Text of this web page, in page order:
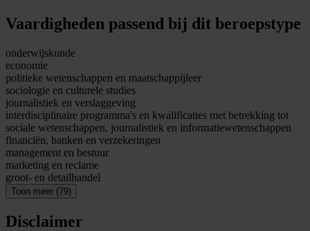
Vaardigheden passend bij dit beroepstype
onderwijskunde
economie
politieke wetenschappen en maatschappijleer
sociologie en culturele studies
journalistiek en verslaggeving
interdisciplinaire programma's en kwalificaties met betrekking tot
sociale wetenschappen, journalistiek en informatiewetenschappen
financiën, banken en verzekeringen
management en bestuur
marketing en reclame
groot- en detailhandel
Toon meer (79)
Disclaimer